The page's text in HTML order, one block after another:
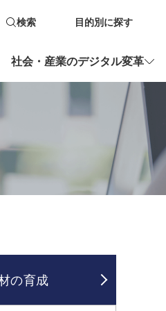
検索 目的別に探す
社会・産業のデジタル変革
の育成